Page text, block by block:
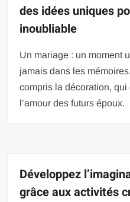
des idées uniques
inoubliable
Un mariage : un moment
jamais dans les
compris la décoration, qui
l’amour des futurs époux.
Développez
grâce aux activités